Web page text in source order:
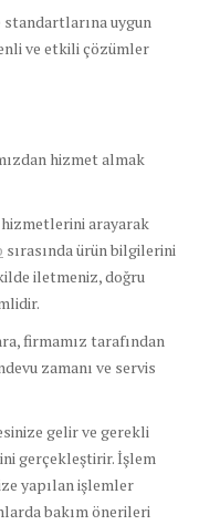
uygun
ve etkili çözümler
hizmet almak
arayarak
sırasında ürün bilgilerini
iletmeniz, doğru
firmamız tarafından
zamanı ve servis
gelir ve gerekli
gerçekleştirir. İşlem
yapılan işlemler
bakım önerileri